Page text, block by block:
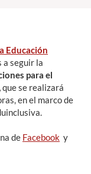
Educación
a seguir la
para el
que se realizará
en el marco de
de Facebook y